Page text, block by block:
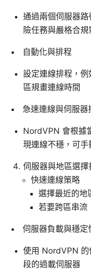
通過兩個伺服器
險任務與嚴格合規
自動化與排程
設定連線排程，
區規畫連線時間
急速連線與伺服器
NordVPN 會根據
現連線不穩，可
伺服器與地區選擇
快速連線策略
選擇最近的地
若要跨區串流
伺服器負載與穩定
使用 NordVPN 的
段的過載伺服器